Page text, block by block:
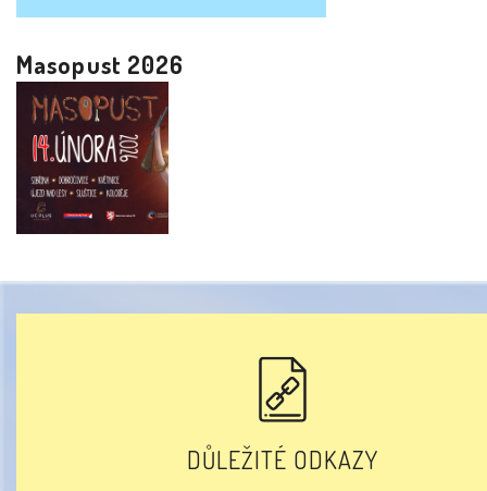
Masopust 2026
DŮLEŽITÉ ODKAZY